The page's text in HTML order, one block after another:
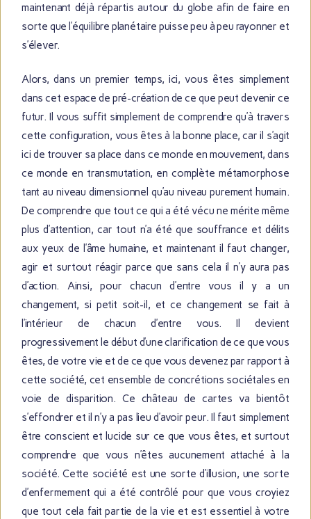
maintenant déjà répartis autour du globe afin de faire en
sorte que l’équilibre planétaire puisse peu à peu rayonner et
s’élever.
Alors, dans un premier temps, ici, vous êtes simplement
dans cet espace de pré-création de ce que peut devenir ce
futur. Il vous suffit simplement de comprendre qu’à travers
cette configuration, vous êtes à la bonne place, car il s’agit
ici de trouver sa place dans ce monde en mouvement, dans
ce monde en transmutation, en complète métamorphose
tant au niveau dimensionnel qu’au niveau purement humain.
De comprendre que tout ce qui a été vécu ne mérite même
plus d’attention, car tout n’a été que souffrance et délits
aux yeux de l’âme humaine, et maintenant il faut changer,
agir et surtout réagir parce que sans cela il n’y aura pas
d’action. Ainsi, pour chacun d’entre vous il y a un
changement, si petit soit-il, et ce changement se fait à
l’intérieur de chacun d’entre vous. Il devient
progressivement le début d’une clarification de ce que vous
êtes, de votre vie et de ce que vous devenez par rapport à
cette société, cet ensemble de concrétions sociétales en
voie de disparition. Ce château de cartes va bientôt
s’effondrer et il n’y a pas lieu d’avoir peur. Il faut simplement
être conscient et lucide sur ce que vous êtes, et surtout
comprendre que vous n’êtes aucunement attaché à la
société. Cette société est une sorte d’illusion, une sorte
d’enfermement qui a été contrôlé pour que vous croyiez
que tout cela fait partie de la vie et est essentiel à votre